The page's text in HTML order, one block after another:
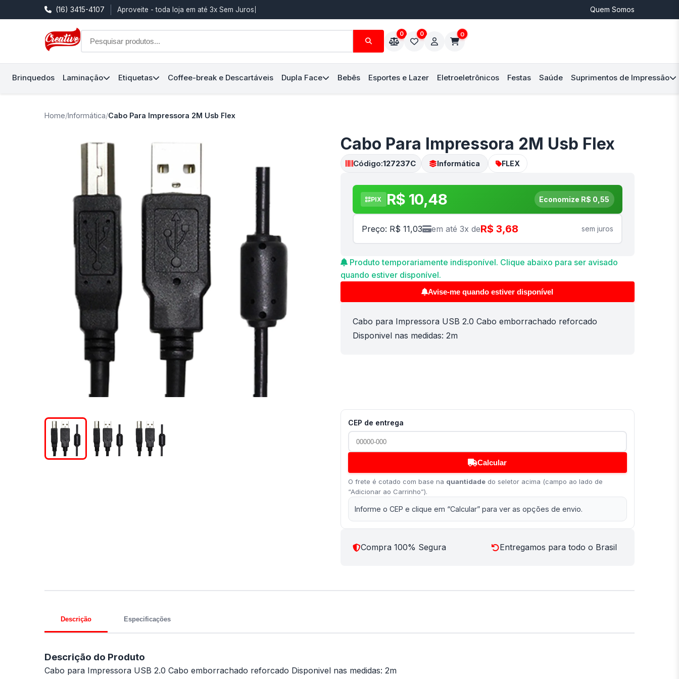
(16) 3415-4107 Aproveite - toda loja em até 3x Sem Juros Quem Somos
0 0 0
Brinquedos Laminação Etiquetas Coffee-break e Descartáveis Dupla Face Bebês Esportes e Lazer Eletroeletrônicos Festas Saúde Suprimentos de Impressão
Home/Informática/Cabo Para Impressora 2M Usb Flex
Cabo Para Impressora 2M Usb Flex
Código:127237C Informática FLEX
PIX R$ 10,48 Economize R$ 0,55
Preço: R$ 11,03 em até 3x deR$ 3,68 sem juros
Produto temporariamente indisponível. Clique abaixo para ser avisado
quando estiver disponível.
Avise-me quando estiver disponível
Cabo para Impressora USB 2.0 Cabo emborrachado reforcado
Disponivel nas medidas: 2m
CEP de entrega
Calcular
O frete é cotado com base na quantidadedo seletor acima (campo ao lado de
“Adicionar ao Carrinho”).
Informe o CEP e clique em “Calcular” para ver as opções de envio.
Compra 100% Segura Entregamos para todo o Brasil
Descrição Especificações
Descrição do Produto
Cabo para Impressora USB 2.0 Cabo emborrachado reforcado Disponivel nas medidas: 2m